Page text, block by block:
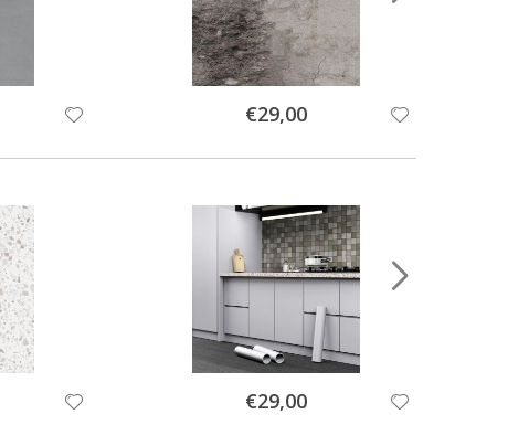
Special
Price
€29,00
Special
Price
€29,00